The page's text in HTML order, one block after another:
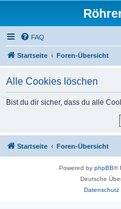
FAQ
Startseite Foren-Übersicht
Alle Cookies löschen
Bist du dir sicher, dass du alle
Startseite Foren-Übersicht
Powered by phpBB®
Deutsche
Datenschutz